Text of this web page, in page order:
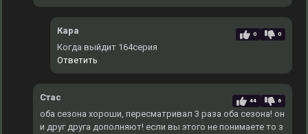
Кара 0 0
Когда выйдит 164серия
Ответить
Стас 44 6
оба сезона хороши, пересматривал 3 раза оба сезона! он
и друг друга дополняют! если вы этого не понимаете то з